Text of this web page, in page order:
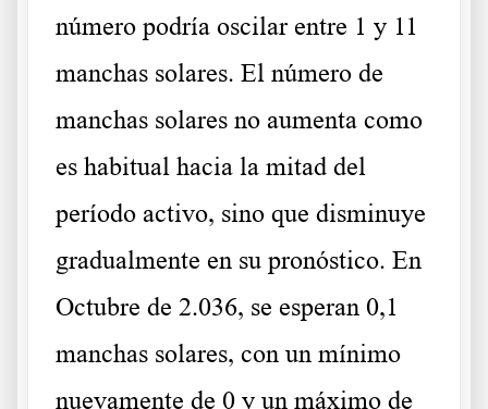
número podría oscilar entre 1 y 11
manchas solares. El número de
manchas solares no aumenta como
es habitual hacia la mitad del
período activo, sino que disminuye
gradualmente en su pronóstico. En
Octubre de 2.036, se esperan 0,1
manchas solares, con un mínimo
nuevamente de 0 y un máximo de